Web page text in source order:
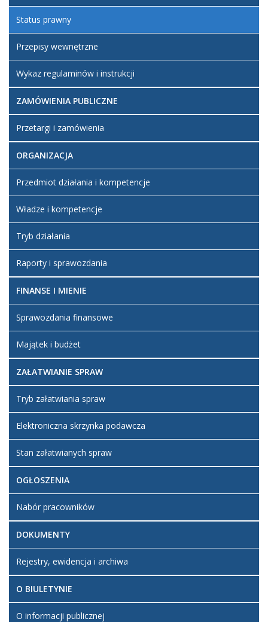
Status prawny
Przepisy wewnętrzne
Wykaz regulaminów i instrukcji
ZAMÓWIENIA PUBLICZNE
Przetargi i zamówienia
ORGANIZACJA
Przedmiot działania i kompetencje
Władze i kompetencje
Tryb działania
Raporty i sprawozdania
FINANSE I MIENIE
Sprawozdania finansowe
Majątek i budżet
ZAŁATWIANIE SPRAW
Tryb załatwiania spraw
Elektroniczna skrzynka podawcza
Stan załatwianych spraw
OGŁOSZENIA
Nabór pracowników
DOKUMENTY
Rejestry, ewidencja i archiwa
O BIULETYNIE
O informacji publicznej